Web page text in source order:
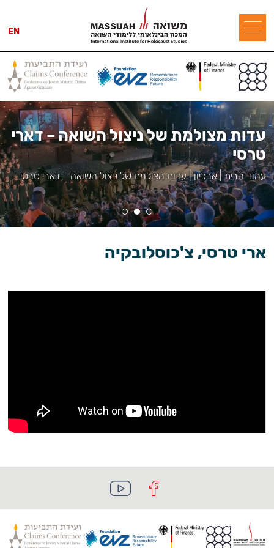
EN
עדות מצולמת של ניצול השואה – דארי
טרסי
עמוד הבית|ארכיון|עדות מצולמת של ניצול השואה – דארי טרסי
ארי טרסי, צ'כוסלובקיה